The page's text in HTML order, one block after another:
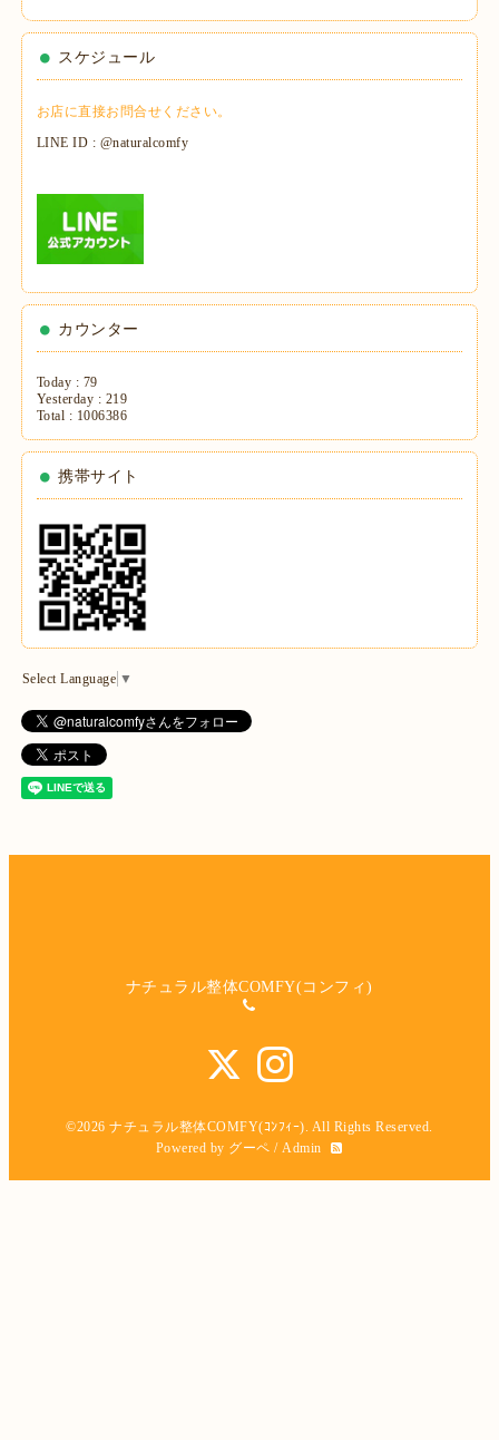
スケジュール
お店に直接お問合せください。
LINE ID : @naturalcomfy
カウンター
Today : 79
Yesterday : 219
Total : 1006386
携帯サイト
Select Language ▼
ナチュラル整体COMFY(コンフィ)
©2026ナチュラル整体COMFY(ｺﾝﾌｨｰ) . All Rights Reserved.
Powered by グーペ / Admin